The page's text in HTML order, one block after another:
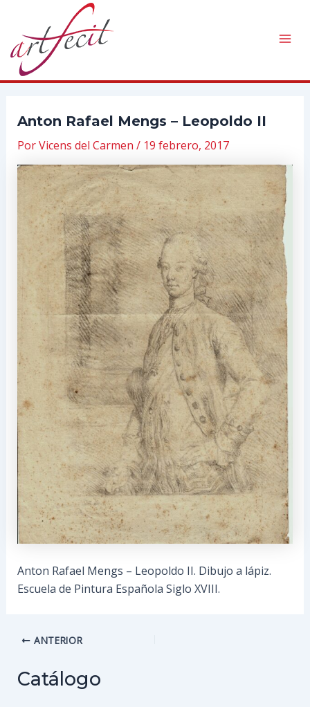
contenido
Anton Rafael Mengs – Leopoldo II
PorVicens del Carmen / 19 febrero, 2017
Anton Rafael Mengs – Leopoldo II. Dibujo a lápiz.
Escuela de Pintura Española Siglo XVIII.
Navegación
entradas
ANTERIOR
Catálogo